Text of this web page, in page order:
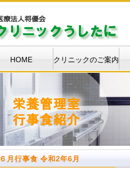
HOME クリニックのご案内
６月行事食 令和2年6月